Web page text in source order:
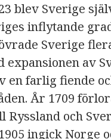
blev Sverige
inflytande
Sverige
av
en farlig fiende
År 1709
och
ingick Norge